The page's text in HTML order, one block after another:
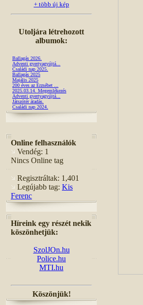
+ több új kép
Utoljára létrehozott
albumok:
Ballagás 2026.
Adventi gyertyagyújtá...
Családi nap 2025.
Ballagás 2025
Majális 2025
200 éves az Erzsébet ...
2025.03.14. Megemlékezés
Adventi gyertyagyújtá...
Játszótér átadás.
Családi nap 2024.
Online felhasználók
Vendég: 1
Nincs Online tag
Regisztráltak: 1,401
Legújabb tag: Kis
Ferenc
Híreink egy részét nekik
köszönhetjük:
SzolJOn.hu
Police.hu
MTI.hu
Köszönjük!